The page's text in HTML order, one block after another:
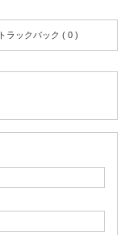
トラックバック ( 0 )